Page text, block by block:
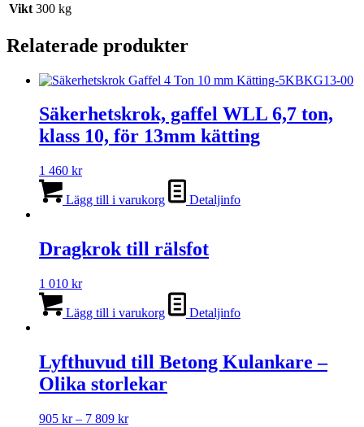
Vikt 300 kg
Relaterade produkter
Säkerhetskrok, gaffel WLL 6,7 ton,
klass 10, för 13mm kätting
1 460 kr
Lägg till i varukorg Detaljinfo
Dragkrok till rälsfot
1 010 kr
Lägg till i varukorg Detaljinfo
Lyfthuvud till Betong Kulankare –
Olika storlekar
905 kr – 7 809 krPrisintervall: